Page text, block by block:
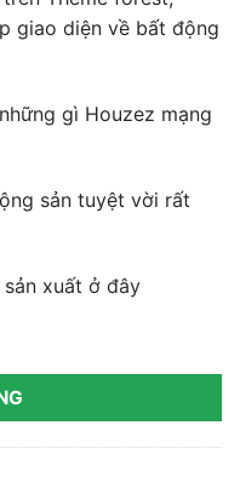
giao diện về bất động
gì Houzez mạng
sản tuyệt vời rất
xuất ở đây
số lượng